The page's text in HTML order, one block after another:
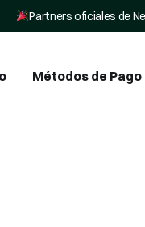
Partners oficiales de
Métodos de Pago